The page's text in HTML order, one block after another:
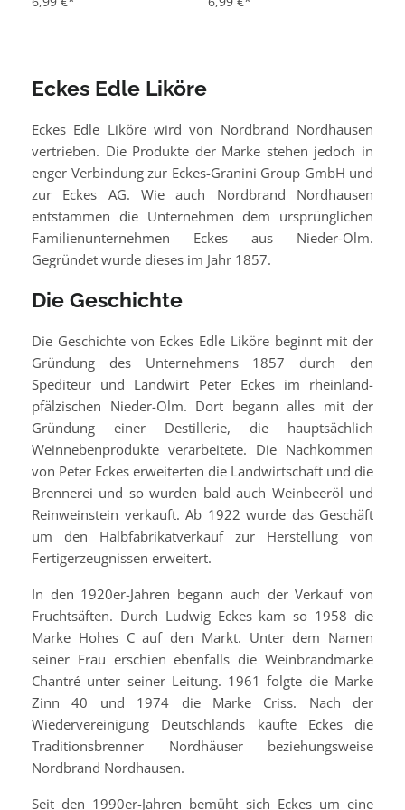
Eckes Edle Liköre
Eckes Edle Liköre wird von Nordbrand Nordhausen
vertrieben. Die Produkte der Marke stehen jedoch in
enger Verbindung zur Eckes-Granini Group GmbH und
zur Eckes AG. Wie auch Nordbrand Nordhausen
entstammen die Unternehmen dem ursprünglichen
Familienunternehmen Eckes aus Nieder-Olm.
Gegründet wurde dieses im Jahr 1857.
Die Geschichte
Die Geschichte von Eckes Edle Liköre beginnt mit der
Gründung des Unternehmens 1857 durch den
Spediteur und Landwirt Peter Eckes im rheinland-
pfälzischen Nieder-Olm. Dort begann alles mit der
Gründung einer Destillerie, die hauptsächlich
Weinnebenprodukte verarbeitete. Die Nachkommen
von Peter Eckes erweiterten die Landwirtschaft und die
Brennerei und so wurden bald auch Weinbeeröl und
Reinweinstein verkauft. Ab 1922 wurde das Geschäft
um den Halbfabrikatverkauf zur Herstellung von
Fertigerzeugnissen erweitert.
In den 1920er-Jahren begann auch der Verkauf von
Fruchtsäften. Durch Ludwig Eckes kam so 1958 die
Marke Hohes C auf den Markt. Unter dem Namen
seiner Frau erschien ebenfalls die Weinbrandmarke
Chantré unter seiner Leitung. 1961 folgte die Marke
Zinn 40 und 1974 die Marke Criss. Nach der
Wiedervereinigung Deutschlands kaufte Eckes die
Traditionsbrenner Nordhäuser beziehungsweise
Nordbrand Nordhausen.
Seit den 1990er-Jahren bemüht sich Eckes um eine